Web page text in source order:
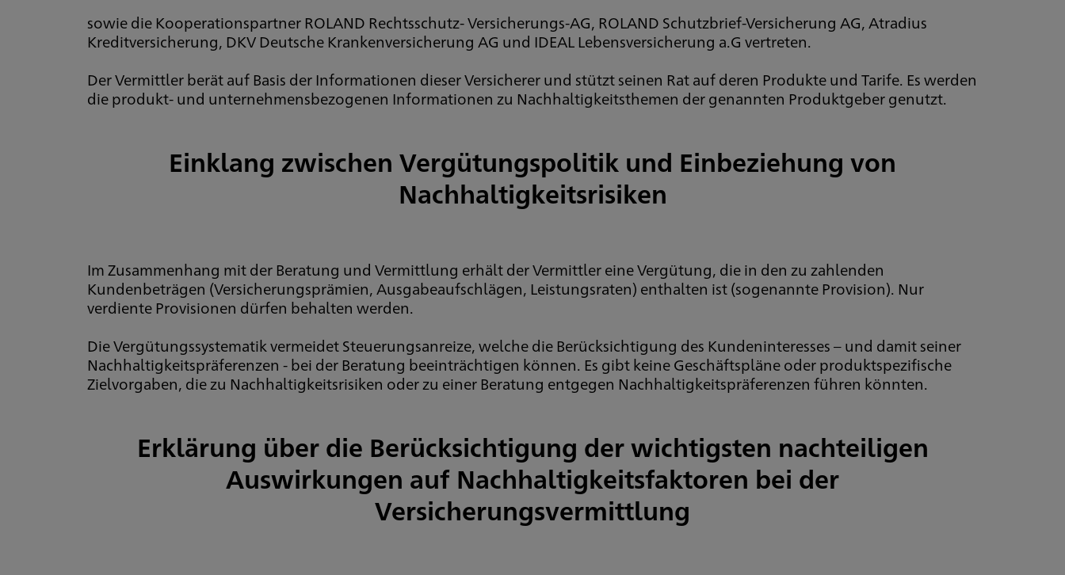
sowie die Kooperationspartner ROLAND Rechtsschutz- Versicherungs-AG, ROLAND Schutzbrief-Versicherung AG, Atradius
Kreditversicherung, DKV Deutsche Krankenversicherung AG und IDEAL Lebensversicherung a.G vertreten.
Der Vermittler berät auf Basis der Informationen dieser Versicherer und stützt seinen Rat auf deren Produkte und Tarife. Es werden
die produkt- und unternehmensbezogenen Informationen zu Nachhaltigkeitsthemen der genannten Produktgeber genutzt.
Einklang zwischen Vergütungspolitik und Einbeziehung von
Nachhaltigkeitsrisiken
Im Zusammenhang mit der Beratung und Vermittlung erhält der Vermittler eine Vergütung, die in den zu zahlenden
Kundenbeträgen (Versicherungsprämien, Ausgabeaufschlägen, Leistungsraten) enthalten ist (sogenannte Provision). Nur
verdiente Provisionen dürfen behalten werden.
Die Vergütungssystematik vermeidet Steuerungsanreize, welche die Berücksichtigung des Kundeninteresses – und damit seiner
Nachhaltigkeitspräferenzen - bei der Beratung beeinträchtigen können. Es gibt keine Geschäftspläne oder produktspezifische
Zielvorgaben, die zu Nachhaltigkeitsrisiken oder zu einer Beratung entgegen Nachhaltigkeitspräferenzen führen könnten.
Erklärung über die Berücksichtigung der wichtigsten nachteiligen
Auswirkungen auf Nachhaltigkeitsfaktoren bei der
Versicherungsvermittlung